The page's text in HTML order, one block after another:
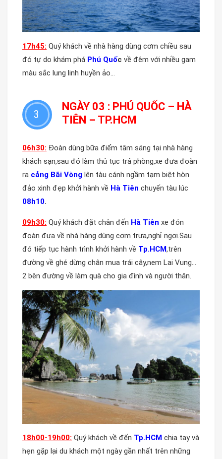
17h45: Quý khách về nhà hàng dùng cơm chiều sau
đó tự do khám phá Phú Quốc về đêm với nhiều gam
màu sắc lung linh huyền ảo…
3
NGÀY 03 : PHÚ QUỐC – HÀ
TIÊN – TP.HCM
06h30: Đoàn dùng bữa điểm tâm sáng tại nhà hàng
khách sạn,sau đó làm thủ tục trả phòng,xe đưa đoàn
ra cảng Bãi Vòng lên tàu cánh ngầm tạm biệt hòn
đảo xinh đẹp khởi hành về Hà Tiên chuyến tàu lúc
08h10.
09h30: Quý khách đặt chân đến Hà Tiên xe đón
đoàn đưa về nhà hàng dùng cơm trưa,nghỉ ngơi.Sau
đó tiếp tục hành trình khởi hành về Tp.HCM,trên
đường về ghé dừng chân mua trái cây,nem Lai Vung…
2 bên đường về làm quà cho gia đình và người thân.
18h00-19h00: Quý khách về đến Tp.HCM chia tay và
hẹn gặp lại du khách một ngày gần nhất trên những